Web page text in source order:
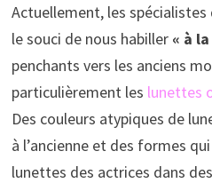
Actuellement, les
le souci de nous habiller« à la
penchants vers les anciens
particulièrement les lunettes
Des couleurs atypiques de
à l’ancienne et des formes
lunettes des actrices dans